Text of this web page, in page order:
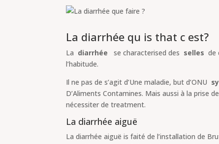
La diarrhée qu is that c est?
La diarrhée se characterised des selles de
l’habitude.
Il ne pas de s’agit d’Une maladie, but d’ONU
D’Aliments Contamines. Mais aussi à la prise
nécessiter de treatment.
La diarrhée aiguë
La diarrhée aiguë is faité de l’installation de